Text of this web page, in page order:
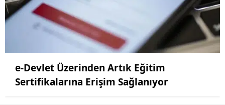
e-Devlet Üzerinden Artık Eğitim
Sertifikalarına Erişim Sağlanıyor